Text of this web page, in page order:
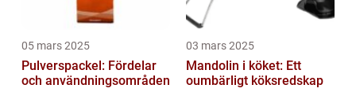
05 mars 2025
Pulverspackel: Fördelar
och användningsområden
03 mars 2025
Mandolin i köket: Ett
oumbärligt köksredskap